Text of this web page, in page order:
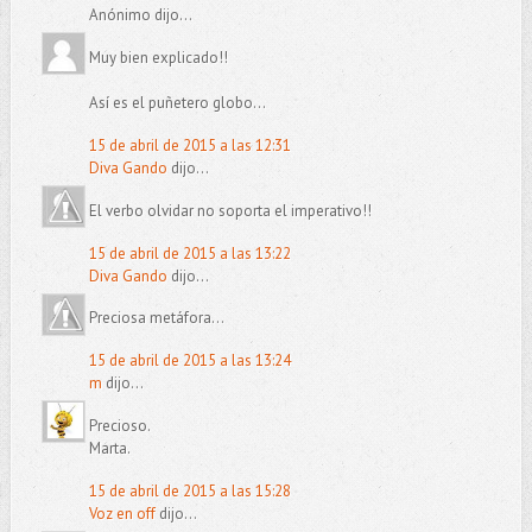
Anónimo dijo...
Muy bien explicado!!
Así es el puñetero globo...
15 de abril de 2015 a las 12:31
Diva Gando dijo...
El verbo olvidar no soporta el imperativo!!
15 de abril de 2015 a las 13:22
Diva Gando dijo...
Preciosa metáfora...
15 de abril de 2015 a las 13:24
m dijo...
Precioso.
Marta.
15 de abril de 2015 a las 15:28
Voz en offdijo...